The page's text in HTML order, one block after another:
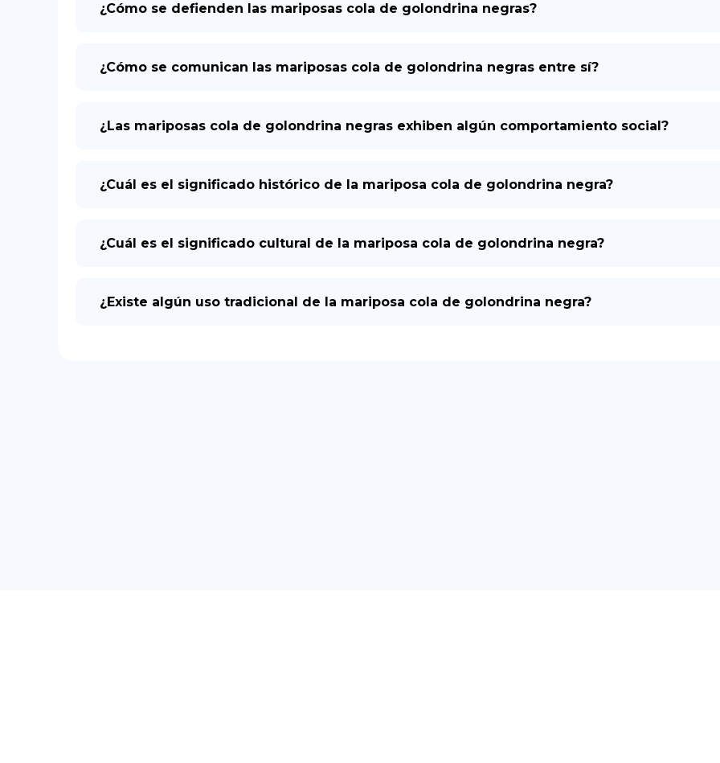
¿Cómo se defienden las mariposas cola de golondrina negras?
¿Cómo se comunican las mariposas cola de golondrina negras entre sí?
¿Las mariposas cola de golondrina negras exhiben algún comportamiento social?
¿Cuál es el significado histórico de la mariposa cola de golondrina negra?
¿Cuál es el significado cultural de la mariposa cola de golondrina negra?
¿Existe algún uso tradicional de la mariposa cola de golondrina negra?